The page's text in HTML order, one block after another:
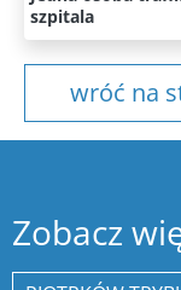
szpitala
wróć na
Zobacz